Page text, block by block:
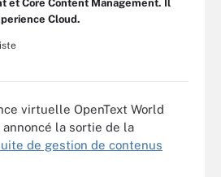
et Core Content Management. Il
Cloud.
virtuelle OpenText World
annoncé la sortie de la
de gestion de contenus